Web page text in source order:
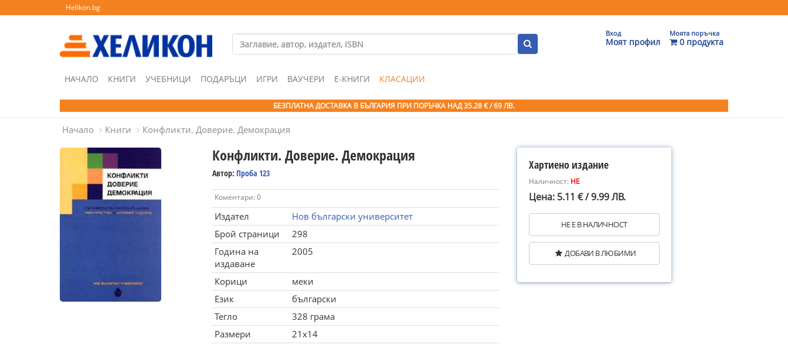
Helikon.bg
Вход
Моят профил
Моята поръчка
0 продукта
НАЧАЛО КНИГИ УЧЕБНИЦИ ПОДАРЪЦИ ИГРИ ВАУЧЕРИ Е-КНИГИ КЛАСАЦИИ
БЕЗПЛАТНА ДОСТАВКА В БЪЛГАРИЯ ПРИ ПОРЪЧКА НАД 35.28 € / 69 ЛВ.
Начало Книги Конфликти. Доверие. Демокрация
Конфликти. Доверие. Демокрация
Автор: Проба 123
Коментари: 0
Издател
Нов български университет
Брой страници
298
Година на
издаване
2005
Корици
меки
Език
български
Тегло
328 грама
Размери
21x14
Хартиено издание
Наличност: НЕ
Цена: 5.11 € / 9.99 ЛВ.
НЕ Е В НАЛИЧНОСТ
ДОБАВИ В ЛЮБИМИ